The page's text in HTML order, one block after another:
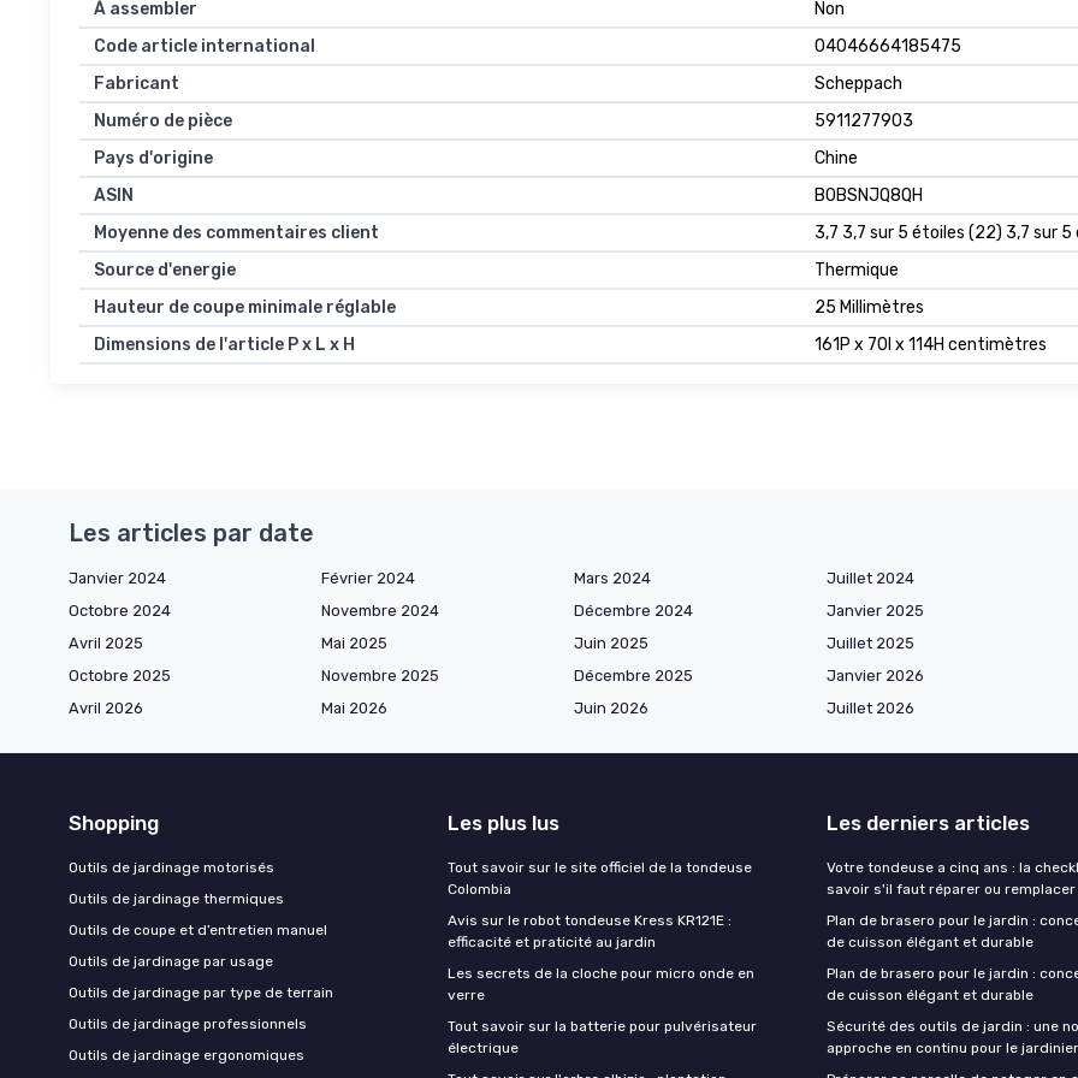
À assembler
Non
Code article international
04046664185475
Fabricant
Scheppach
Numéro de pièce
5911277903
Pays d'origine
Chine
ASIN
B0BSNJQ8QH
Moyenne des commentaires client
3,7 3,7 sur 5 étoiles (22) 3,7 sur 5
Source d'energie
Thermique
Hauteur de coupe minimale réglable
25 Millimètres
Dimensions de l'article P x L x H
161P x 70l x 114H centimètres
Les articles par date
Janvier 2024 Février 2024 Mars 2024 Juillet 2024
Octobre 2024
Novembre 2024 Décembre 2024 Janvier 2025
Avril 2025
Mai 2025 Juin 2025 Juillet 2025
Octobre 2025
Novembre 2025 Décembre 2025 Janvier 2026
Avril 2026
Mai 2026 Juin 2026 Juillet 2026
Shopping
Outils de jardinage motorisés
Outils de jardinage thermiques
Outils de coupe et d’entretien manuel
Outils de jardinage par usage
Outils de jardinage par type de terrain
Outils de jardinage professionnels
Outils de jardinage ergonomiques
Les plus lus
Tout savoir sur le site officiel de la tondeuse
Colombia
Avis sur le robot tondeuse Kress KR121E :
efficacité et praticité au jardin
Les secrets de la cloche pour micro onde en
verre
Tout savoir sur la batterie pour pulvérisateur
électrique
Les derniers articles
Votre tondeuse a cinq ans : la
savoir s'il faut réparer ou remplacer
Plan de brasero pour le jardin :
de cuisson élégant et durable
Plan de brasero pour le jardin :
de cuisson élégant et durable
Sécurité des outils de jardin : une
approche en continu pour le